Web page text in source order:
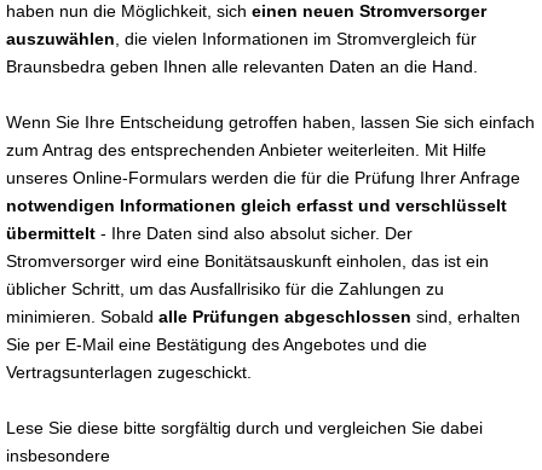
haben nun die Möglichkeit, sich einen neuen Stromversorger
auszuwählen , die vielen Informationen im Stromvergleich für
Braunsbedra geben Ihnen alle relevanten Daten an die Hand.
Wenn Sie Ihre Entscheidung getroffen haben, lassen Sie sich einfach
zum Antrag des entsprechenden Anbieter weiterleiten. Mit Hilfe
unseres Online-Formulars werden die für die Prüfung Ihrer Anfrage
notwendigen Informationen gleich erfasst und verschlüsselt
übermittelt - Ihre Daten sind also absolut sicher. Der
Stromversorger wird eine Bonitätsauskunft einholen, das ist ein
üblicher Schritt, um das Ausfallrisiko für die Zahlungen zu
minimieren. Sobald alle Prüfungen abgeschlossen sind, erhalten
Sie per E-Mail eine Bestätigung des Angebotes und die
Vertragsunterlagen zugeschickt.
Lese Sie diese bitte sorgfältig durch und vergleichen Sie dabei
insbesondere